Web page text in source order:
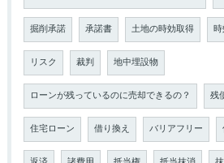
掘削承諾 承諾書 土地の時効取得
リスク 裁判 地中埋設物
ローンが残っているのに売却できるの？ 残
住宅ローン 借り換え バリアフリー